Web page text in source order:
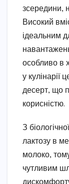
зсередини,
Високий
ідеальним
особливо в
у кулінарії
десерт, що
корисністю.
З
лактозу в
молоко,
чутливим